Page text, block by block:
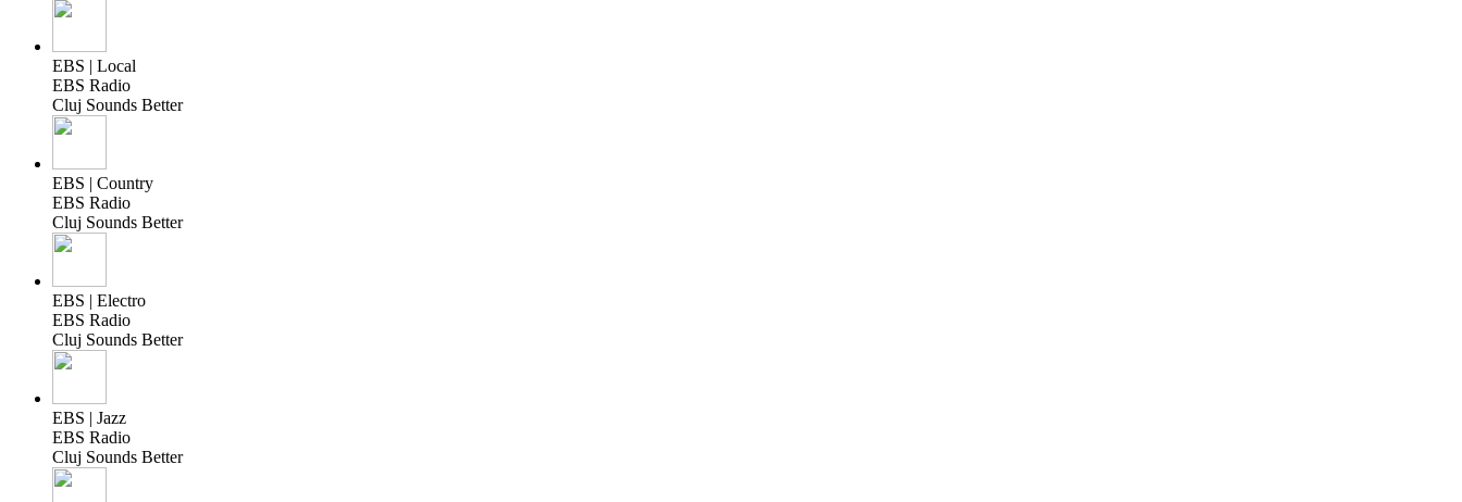
EBS | Local
EBS Radio
Cluj Sounds Better
EBS | Country
EBS Radio
Cluj Sounds Better
EBS | Electro
EBS Radio
Cluj Sounds Better
EBS | Jazz
EBS Radio
Cluj Sounds Better